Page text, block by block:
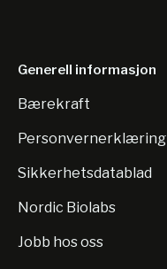
Generell informasjon
Bærekraft
Personvernerklæring
Sikkerhetsdatablad
Nordic Biolabs
Jobb hos oss